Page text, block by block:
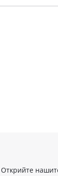
Открийте